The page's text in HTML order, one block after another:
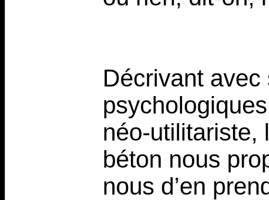
Décrivant
néo-utilitariste,
béton nous
nous d’en